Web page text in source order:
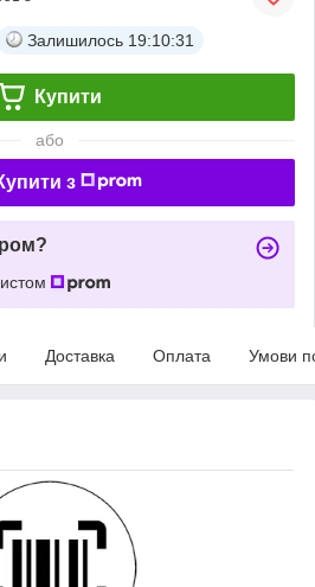
Залишилось 19:10:30
Купити
або
з
Доставка Оплата Умови